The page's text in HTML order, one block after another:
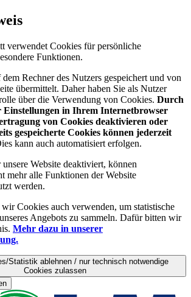
verwendet Cookies für persönliche
Funktionen.
Rechner des Nutzers gespeichert und von
übermittelt. Daher haben Sie als Nutzer
über die Verwendung von Cookies. Durch
Einstellungen in Ihrem Internetbrowser
von Cookies deaktivieren oder
gespeicherte Cookies können jederzeit
kann auch automatisiert erfolgen.
Website deaktiviert, können
mehr alle Funktionen der Website
werden.
Cookies auch verwenden, um statistische
Angebots zu sammeln. Dafür bitten wir
Mehr dazu in unserer
Statistik ablehnen / nur technisch notwendige
Cookies zulassen